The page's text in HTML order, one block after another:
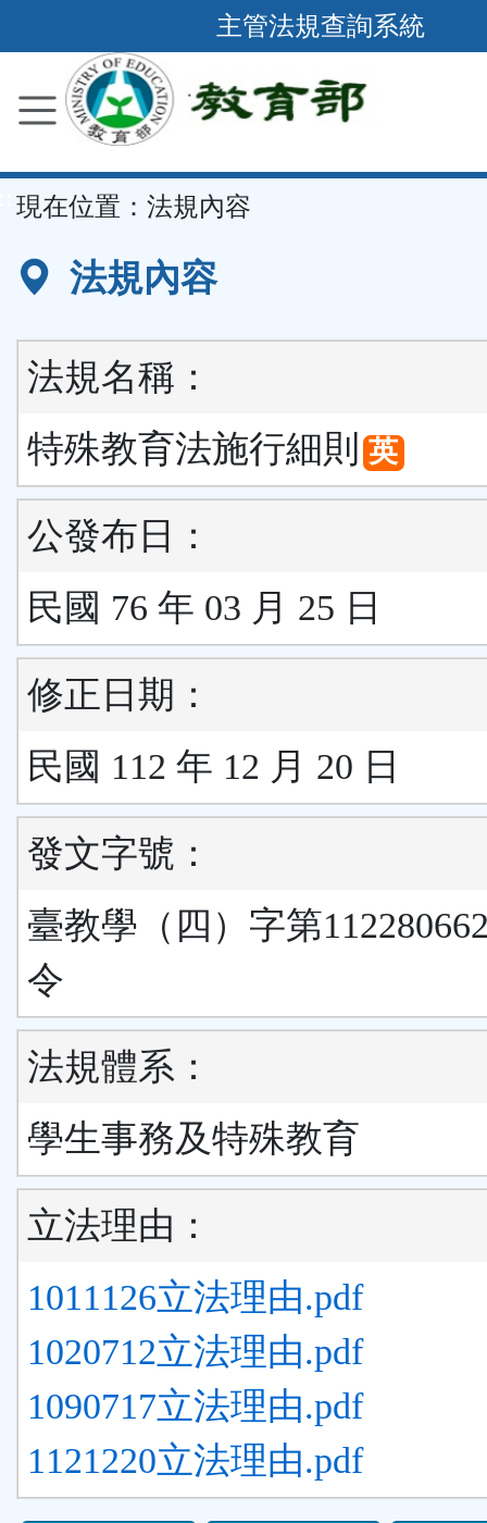
到
要
容
區
主管法規查詢系統
現在位置： 法規內容
法規內容
法規名稱：
特殊教育法施行細則 英
公發布日：
民國 76 年 03 月 25 日
修正日期：
民國 112 年 12 月 20 日
發文字號：
臺教學（四）字第
令
法規體系：
學生事務及特殊教育
立法理由：
1011126立法理由.pdf
1020712立法理由.pdf
1090717立法理由.pdf
1121220立法理由.pdf